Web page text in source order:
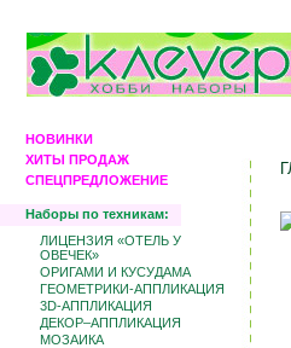
НОВИНКИ
ХИТЫ ПРОДАЖ
СПЕЦПРЕДЛОЖЕНИЕ
Наборы по техникам:
ЛИЦЕНЗИЯ «ОТЕЛЬ У
ОВЕЧЕК»
ОРИГАМИ И КУСУДАМА
ГЕОМЕТРИКИ-АППЛИКАЦИЯ
3D-АППЛИКАЦИЯ
ДЕКОР–АППЛИКАЦИЯ
МОЗАИКА